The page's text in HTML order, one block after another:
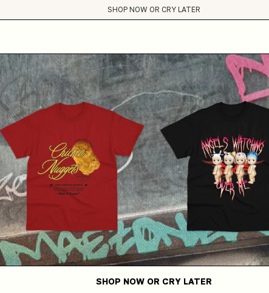
SHOP NOW OR CRY LATER
Small Business Club
SHOP NOW OR CRY LATER